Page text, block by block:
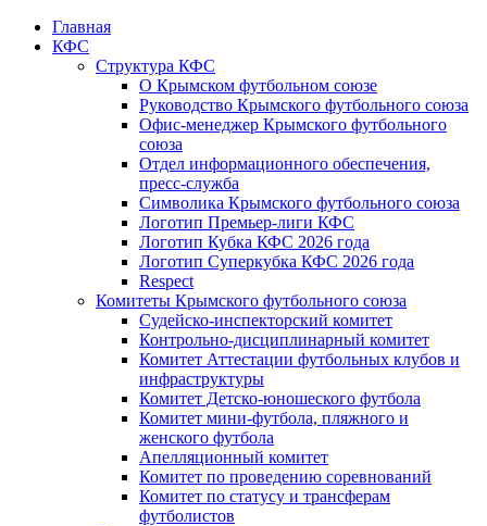
Главная
КФС
Структура КФС
О Крымском футбольном союзе
Руководство Крымского футбольного союза
Офис-менеджер Крымского футбольного
союза
Отдел информационного обеспечения,
пресс-служба
Символика Крымского футбольного союза
Логотип Премьер-лиги КФС
Логотип Кубка КФС 2026 года
Логотип Суперкубка КФС 2026 года
Respect
Комитеты Крымского футбольного союза
Судейско-инспекторский комитет
Контрольно-дисциплинарный комитет
Комитет Аттестации футбольных клубов и
инфраструктуры
Комитет Детско-юношеского футбола
Комитет мини-футбола, пляжного и
женского футбола
Апелляционный комитет
Комитет по проведению соревнований
Комитет по статусу и трансферам
футболистов